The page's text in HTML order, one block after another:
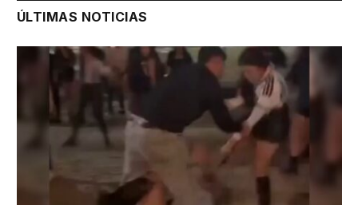
ÚLTIMAS NOTICIAS